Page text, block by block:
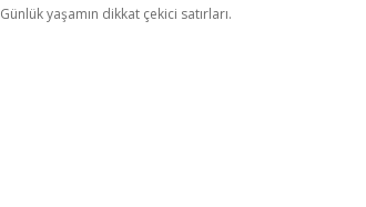
Günlük yaşamın dikkat çekici satırları.